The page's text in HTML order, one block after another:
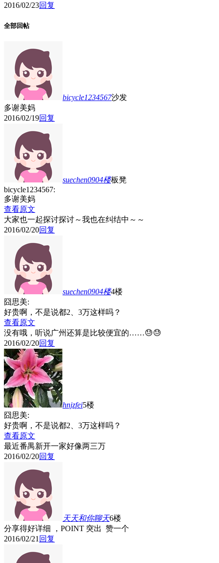
2016/02/23回复
全部回帖
bicycle1234567沙发
多谢美妈
2016/02/19回复
suechen0904楼板凳
bicycle1234567:
多谢美妈
查看原文
大家也一起探讨探讨～我也在纠结中～～
2016/02/20回复
suechen0904楼4楼
囧思美:
好贵啊，不是说都2、3万这样吗？
查看原文
没有哦，听说广州还算是比较便宜的……😓😓
2016/02/20回复
hnjzfei5楼
囧思美:
好贵啊，不是说都2、3万这样吗？
查看原文
最近番禺新开一家好像两三万
2016/02/20回复
天天和你聊天6楼
分享得好详细 ，POINT 突出 赞一个
2016/02/21回复